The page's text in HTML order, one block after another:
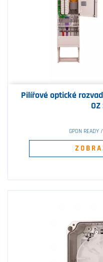
Pilířové optické
GPON